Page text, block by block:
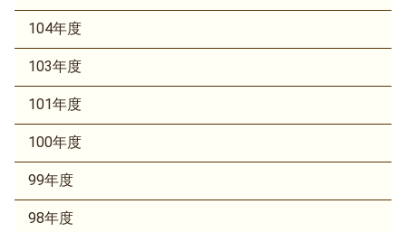
104年度
103年度
101年度
100年度
99年度
98年度